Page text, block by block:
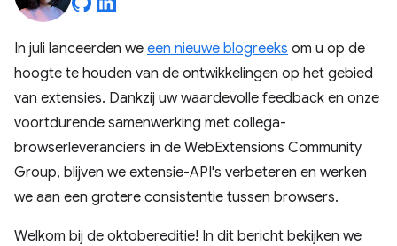
In juli lanceerden we een nieuwe blogreeks om u op de
hoogte te houden van de ontwikkelingen op het gebied
van extensies. Dankzij uw waardevolle feedback en onze
voortdurende samenwerking met collega-
browserleveranciers in de WebExtensions Community
Group, blijven we extensie-API's verbeteren en werken
we aan een grotere consistentie tussen browsers.
Welkom bij de oktobereditie! In dit bericht bekijken we